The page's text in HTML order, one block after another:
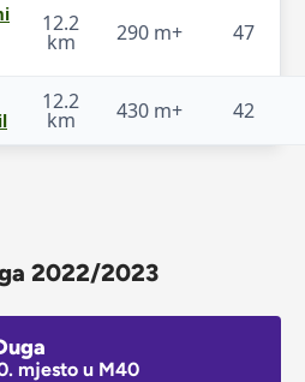
12.2
km 290 m+ 47
12.2
km 430 m+ 42
2022/2023
mjesto u M40